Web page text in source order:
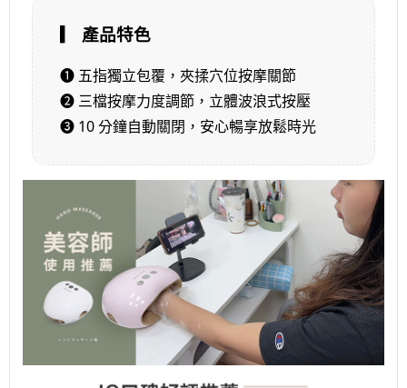
▎ 產品特色
❶ 五指獨立包覆，夾揉穴位按摩關節
❷ 三檔按摩力度調節，立體波浪式按壓
❸ 10 分鐘自動關閉，安心暢享放鬆時光